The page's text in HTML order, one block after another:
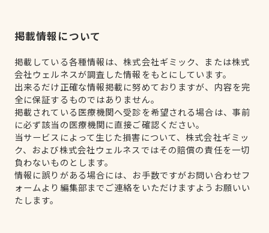
掲載情報について
掲載している各種情報は、株式会社ギミック、または株式
会社ウェルネスが調査した情報をもとにしています。
出来るだけ正確な情報掲載に努めておりますが、内容を完
全に保証するものではありません。
掲載されている医療機関へ受診を希望される場合は、事前
に必ず該当の医療機関に直接ご確認ください。
当サービスによって生じた損害について、株式会社ギミッ
ク、および株式会社ウェルネスではその賠償の責任を一切
負わないものとします。
情報に誤りがある場合には、お手数ですがお問い合わせフ
ォームより編集部までご連絡をいただけますようお願いい
たします。